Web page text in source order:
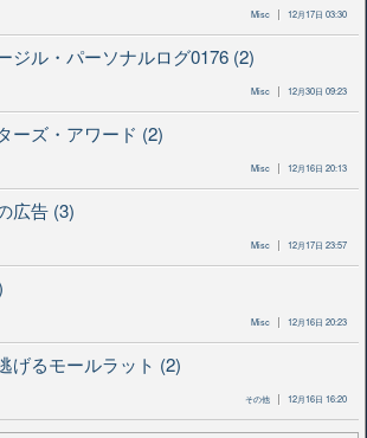
Misc 12月17日 03:30
ジル・パーソナルログ0176 (2)
Misc 12月30日 09:23
ーズ・アワード (2)
Misc 12月16日 20:13
広告 (3)
Misc 12月17日 23:57
Misc 12月16日 20:23
げるモールラット (2)
その他 12月16日 16:20